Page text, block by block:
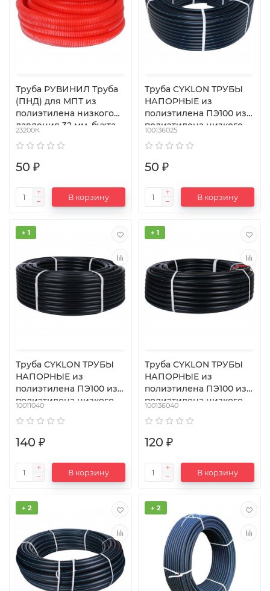
Труба РУВИНИЛ Труба
(ПНД) для МПТ из
полиэтилена низкого
давления 32 мм, бухта
23200К
50 ₽
В корзину
Труба CYKLON ТРУБЫ
НАПОРНЫЕ из
полиэтилена ПЭ100 из
полиэтилена низкого
100136025
50 ₽
В корзину
+ 1
Труба CYKLON ТРУБЫ
НАПОРНЫЕ из
полиэтилена ПЭ100 из
полиэтилена низкого
10011040
140 ₽
В корзину
+ 1
Труба CYKLON ТРУБЫ
НАПОРНЫЕ из
полиэтилена ПЭ100 из
полиэтилена низкого
100136040
120 ₽
В корзину
+ 2 + 2